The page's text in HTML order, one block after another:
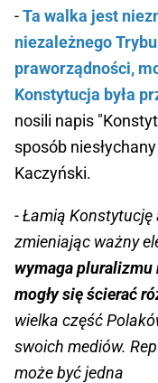
-Ta walka jest
niezależnego
praworządności,
Konstytucja była
nosili napis
sposób
Kaczyński.
- Łamią Konstytucję
zmieniając ważny
wymaga pluralizmu
mogły się ścierać
wielka część
swoich mediów.
może być jedna